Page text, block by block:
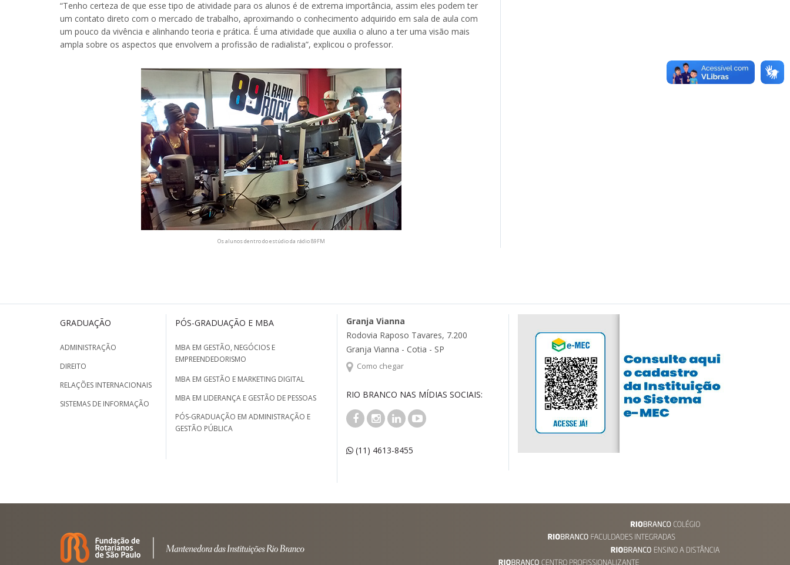
“Tenho certeza de que esse tipo de atividade para os alunos é de extrema importância, assim eles podem ter
um contato direto com o mercado de trabalho, aproximando o conhecimento adquirido em sala de aula com
um pouco da vivência e alinhando teoria e prática. É uma atividade que auxilia o aluno a ter uma visão mais
ampla sobre os aspectos que envolvem a profissão de radialista”, explicou o professor.
Os alunos dentro do estúdio da rádio 89FM
GRADUAÇÃO
ADMINISTRAÇÃO
DIREITO
RELAÇÕES INTERNACIONAIS
SISTEMAS DE INFORMAÇÃO
PÓS-GRADUAÇÃO E MBA
MBA EM GESTÃO, NEGÓCIOS E
EMPREENDEDORISMO
MBA EM GESTÃO E MARKETING DIGITAL
MBA EM LIDERANÇA E GESTÃO DE PESSOAS
PÓS-GRADUAÇÃO EM ADMINISTRAÇÃO E
GESTÃO PÚBLICA
Granja Vianna
Rodovia Raposo Tavares, 7.200
Granja Vianna - Cotia - SP
Como chegar
RIO BRANCO NAS MÍDIAS SOCIAIS:
(11) 4613-8455